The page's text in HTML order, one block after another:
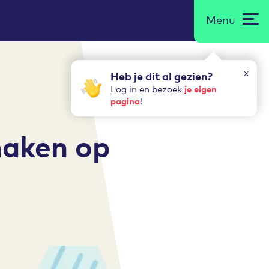
x
Heb je dit al gezien?
Log in en bezoek je eigen
pagina!
Menu
op